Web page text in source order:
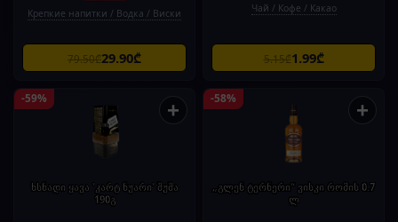
Крепкие напитки / Водка / Виски
79.50₾29.90₾
Чай / Кофе / Какао
5.15₾1.99₾
-59% +
ხსნადი ყავა 'კარტ ნუარი' შუშა
190გ
-58% +
„გლენ ტერნერი“ ვისკი რომის 0.7
ლ